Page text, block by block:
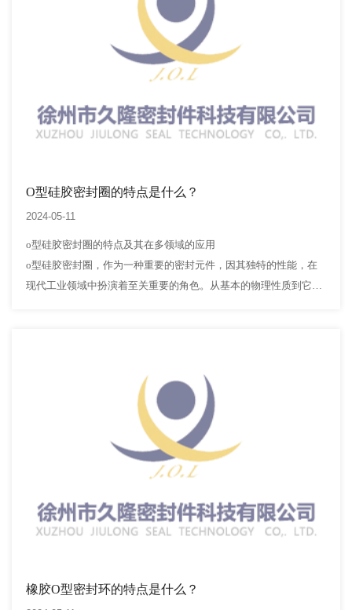
O型硅胶密封圈的特点是什么？
2024-05-11
o型硅胶密封圈的特点及其在多领域的应用
o型硅胶密封圈，作为一种重要的密封元件，因其独特的性能，在
现代工业领域中扮演着至关重要的角色。从基本的物理性质到它在
橡胶O型密封环的特点是什么？